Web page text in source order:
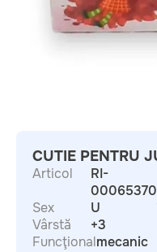
CUTIE PENTRU
Articol
RI-
00065370
Sex
U
Vârstă
+3
Funcţionalmecanic